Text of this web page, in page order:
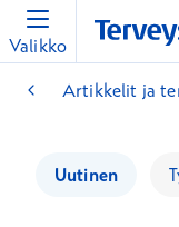
Valikko
Artikkelit ja
Uutinen